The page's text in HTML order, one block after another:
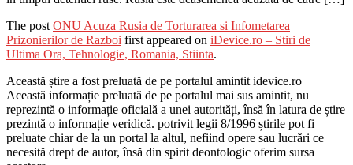
The post ONU Acuza Rusia de Torturarea si Infometarea
Prizonierilor de Razboi first appeared on iDevice.ro – Stiri de
Ultima Ora, Tehnologie, Romania, Stiinta.
Această știre a fost preluată de pe portalul amintit idevice.ro
Această informație preluată de pe portalul mai sus amintit, nu
reprezintă o informație oficială a unei autorități, însă în latura de știre
prezintă o informație veridică. potrivit legii 8/1996 știrile pot fi
preluate chiar de la un portal la altul, nefiind opere sau lucrări ce
necesită drept de autor, însă din spirit deontologic oferim sursa